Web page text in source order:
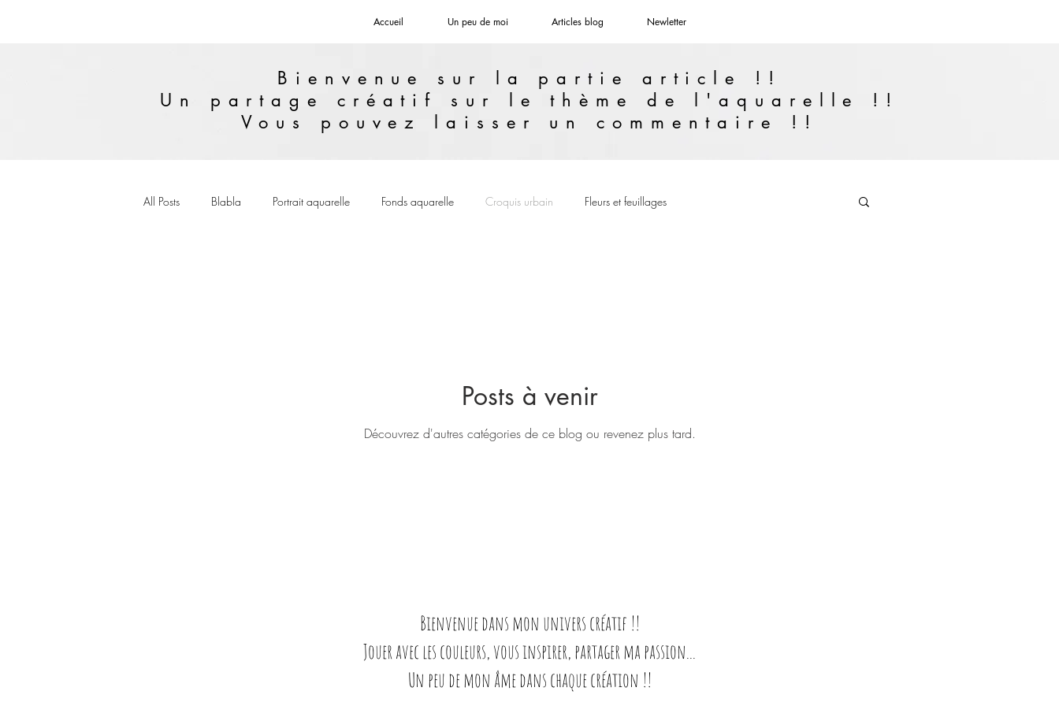
Accueil Un peu de moi Articles blog Newletter
Bienvenue sur la partie article !!
Un partage créatif sur le thème de l'aquarelle !!
Vous pouvez laisser un commentaire !!
All Posts Blabla Portrait aquarelle Fonds aquarelle Croquis urbain Fleurs et feuillages
Posts à venir
Découvrez d'autres catégories de ce blog ou revenez plus tard.
Bienvenue dans mon univers créatif !!
Jouer avec les couleurs, vous inspirer, partager ma passion...
Un peu de mon âme dans chaque création !!